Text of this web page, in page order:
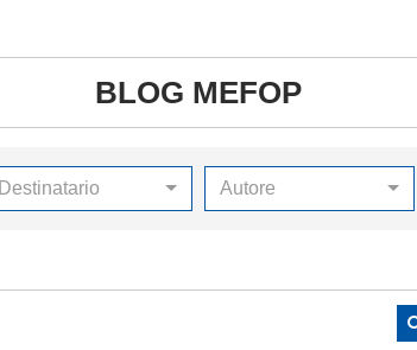
BLOG MEFOP
Destinatario Autore